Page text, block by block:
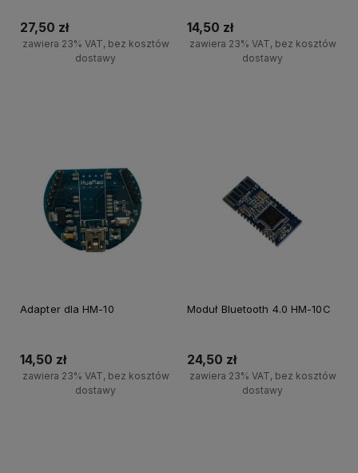
27,50 zł
zawiera 23% VAT, bez kosztów
dostawy
14,50 zł
zawiera 23% VAT, bez kosztów
dostawy
Adapter dla HM-10
14,50 zł
zawiera 23% VAT, bez kosztów
dostawy
Moduł Bluetooth 4.0 HM-10C
24,50 zł
zawiera 23% VAT, bez kosztów
dostawy